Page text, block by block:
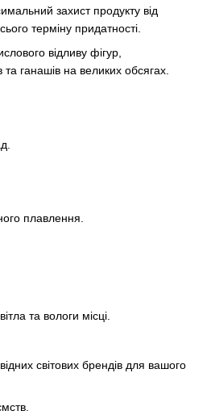
захист продукту від
терміну придатності.
відливу фігур,
та ганашів на великих обсягах.
плавлення.
та вологи місці.
світових брендів для вашого